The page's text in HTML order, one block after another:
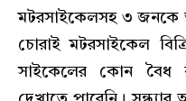
মটরসাইকেলসহ ৩
চোরাই মটরসাইকেল
সাইকেলের কোন বৈধ